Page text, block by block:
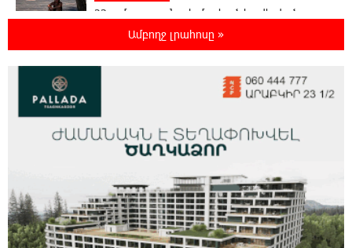
23-ամյա ուսանողի մշակած հավելվածը
հարավկորեական App Store-ում շրջանցել է
ուկրաինական 360 անօդաչու թռչող սարք
Օգոստոսի 10-ին, 11-ին, 12-ին, 13-ին, 14-ին,
17-ին, 18-ին և 20-ին հարյուրավոր
հասցեներում լույս չի լինելու
Ամբողջ լրահոսը »